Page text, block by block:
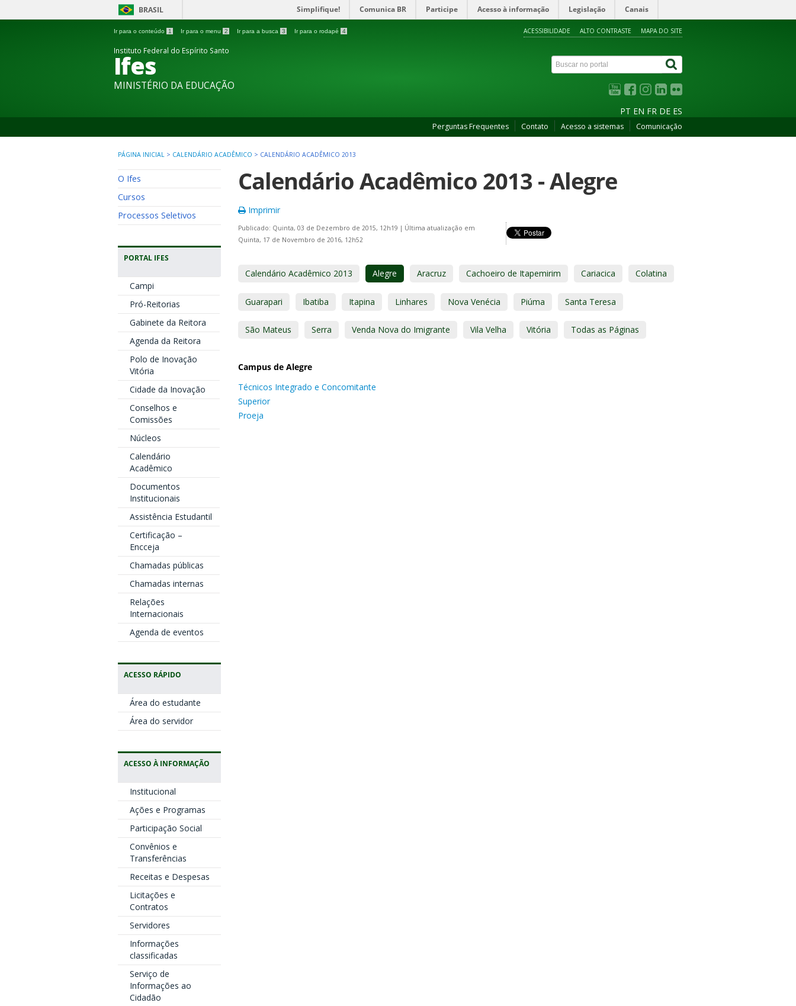
BRASIL Simplifique! Comunica BR Participe Acesso à informação Legislação Canais
Ir para o conteúdo 1 Ir para o menu 2 Ir para a busca 3 Ir para o rodapé 4 ACESSIBILIDADE ALTO CONTRASTE MAPA DO SITE
Instituto Federal do Espírito Santo
Ifes
MINISTÉRIO DA EDUCAÇÃO
PT EN FR DE ES
Perguntas Frequentes Contato Acesso a sistemas Comunicação
PÁGINA INICIAL > CALENDÁRIO ACADÊMICO > CALENDÁRIO ACADÊMICO 2013
O Ifes
Cursos
Processos Seletivos
PORTAL IFES
Campi
Pró-Reitorias
Gabinete da Reitora
Agenda da Reitora
Polo de Inovação
Vitória
Cidade da Inovação
Conselhos e
Comissões
Núcleos
Calendário
Acadêmico
Documentos
Institucionais
Assistência Estudantil
Certificação –
Encceja
Chamadas públicas
Chamadas internas
Relações
Internacionais
Agenda de eventos
ACESSO RÁPIDO
Área do estudante
Área do servidor
ACESSO À INFORMAÇÃO
Institucional
Ações e Programas
Participação Social
Convênios e
Transferências
Receitas e Despesas
Licitações e
Contratos
Servidores
Informações
classificadas
Serviço de
Informações ao
Cidadão
Calendário Acadêmico 2013 - Alegre
Imprimir
Publicado: Quinta, 03 de Dezembro de 2015, 12h19 | Última atualização em
Quinta, 17 de Novembro de 2016, 12h52
Calendário Acadêmico 2013 Alegre Aracruz Cachoeiro de Itapemirim Cariacica Colatina
Guarapari Ibatiba Itapina Linhares Nova Venécia Piúma Santa Teresa
São Mateus Serra Venda Nova do Imigrante Vila Velha Vitória Todas as Páginas
Campus de Alegre
Técnicos Integrado e Concomitante
Superior
Proeja